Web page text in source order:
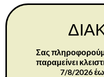
Σας
παραμείνει
7/8/2026